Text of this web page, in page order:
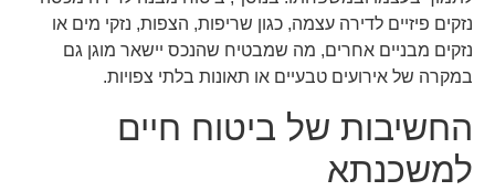
נזקים פיזיים לדירה עצמה, כגון שריפות, הצפות, נזקי מים או
נזקים מבניים אחרים, מה שמבטיח שהנכס יישאר מוגן גם
במקרה של אירועים טבעיים או תאונות בלתי צפויות.
החשיבות של ביטוח חיים
למשכנתא